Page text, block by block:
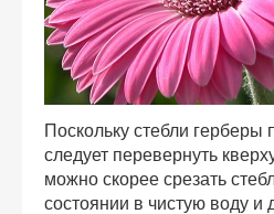
Поскольку стебли
следует перевернуть
можно скорее срезать
состоянии в чистую воду и